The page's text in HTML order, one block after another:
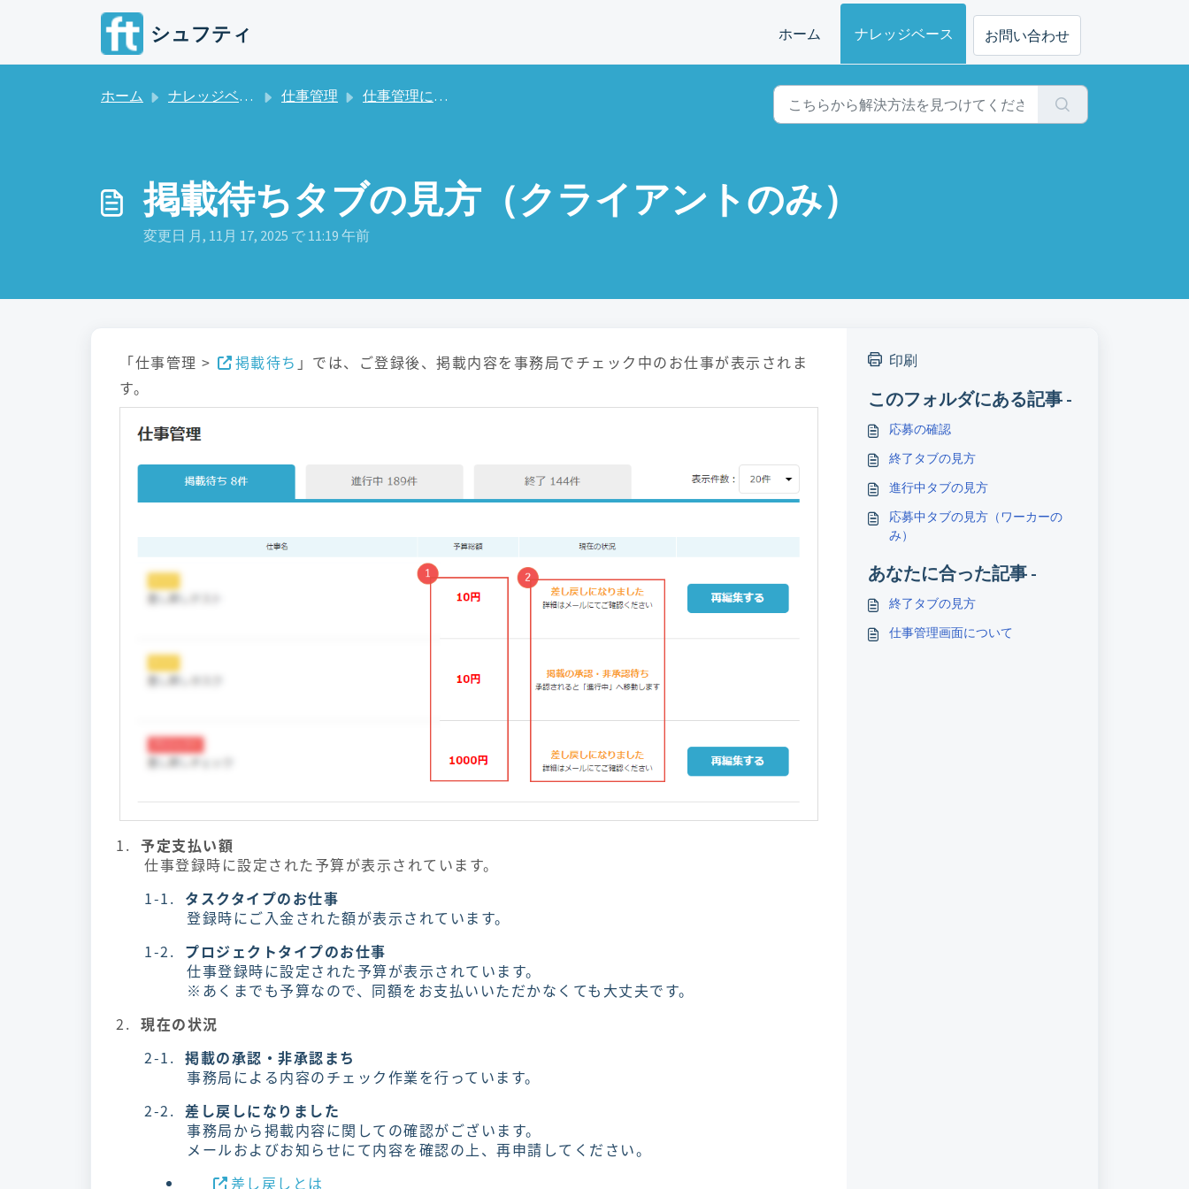
メインコンテンツに移動
シュフティ ホーム ナレッジベース お問い合わせ
ホーム ナレッジベース 仕事管理 仕事管理について
掲載待ちタブの見方（クライアントのみ）
変更日 月, 11月 17, 2025 で 11:19 午前
「仕事管理 > 掲載待ち 」では、ご登録後、掲載内容を事務局でチェック中のお仕事が表示されま
す。
予定支払い額
仕事登録時に設定された予算が表示されています。
タスクタイプのお仕事
登録時にご入金された額が表示されています。
プロジェクトタイプのお仕事
仕事登録時に設定された予算が表示されています。
※あくまでも予算なので、同額をお支払いいただかなくても大丈夫です。
現在の状況
掲載の承認・非承認まち
事務局による内容のチェック作業を行っています。
差し戻しになりました
事務局から掲載内容に関しての確認がございます。
メールおよびお知らせにて内容を確認の上、再申請してください。
差し戻しとは
印刷
このフォルダにある記事 -
応募の確認
終了タブの見方
進行中タブの見方
応募中タブの見方（ワーカーの
み）
あなたに合った記事 -
終了タブの見方
仕事管理画面について